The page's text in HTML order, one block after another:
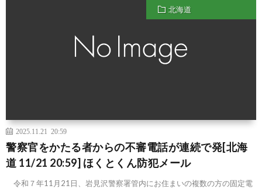
北海道
2025.11.21 20:59
警察官をかたる者からの不審電話が連続で発[北海
道 11/21 20:59] ほくとくん防犯メール
令和７年11月21日、岩見沢警察署管内にお住まいの複数の方の固定電